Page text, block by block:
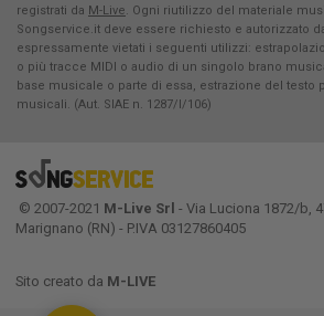
registrati da M-Live. Ogni riutilizzo del materiale
Songservice.it deve essere richiesto e autorizzato
espressamente vietati i seguenti utilizzi:
o più tracce MIDI o audio di un singolo brano
base musicale o parte di essa, estrazione del testo
musicali. (Aut. SIAE n. 1287/I/106)
© 2007-2021 M-Live Srl - Via Luciona 1872/b,
Marignano (RN) - P.IVA 03127860405
Sito creato da M-LIVE